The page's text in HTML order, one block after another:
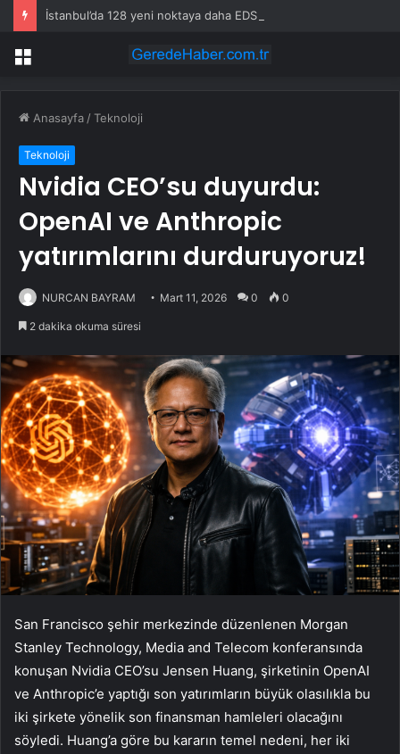
İstanbul’da 128 yeni noktaya daha EDS geliyor
Menü
Anasayfa /Teknoloji
Teknoloji
Nvidia CEO’su duyurdu:
OpenAI ve Anthropic
yatırımlarını durduruyoruz!
NURCAN BAYRAM Mart 11, 2026 0 0
2 dakika okuma süresi
San Francisco şehir merkezinde düzenlenen Morgan
Stanley Technology, Media and Telecom konferansında
konuşan Nvidia CEO’su Jensen Huang, şirketinin OpenAI
ve Anthropic’e yaptığı son yatırımların büyük olasılıkla bu
iki şirkete yönelik son finansman hamleleri olacağını
söyledi. Huang’a göre bu kararın temel nedeni, her iki